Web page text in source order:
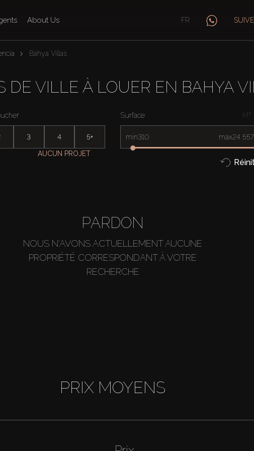
About Us FR
Bahya Villas
DE VILLE À LOUER EN BAHYA
3 4 5+
Surface M²
min max
AUCUN PROJET
PARDON
NOUS N'AVONS ACTUELLEMENT AUCUNE
PROPRIÉTÉ CORRESPONDANT À VOTRE
RECHERCHE
PRIX MOYENS